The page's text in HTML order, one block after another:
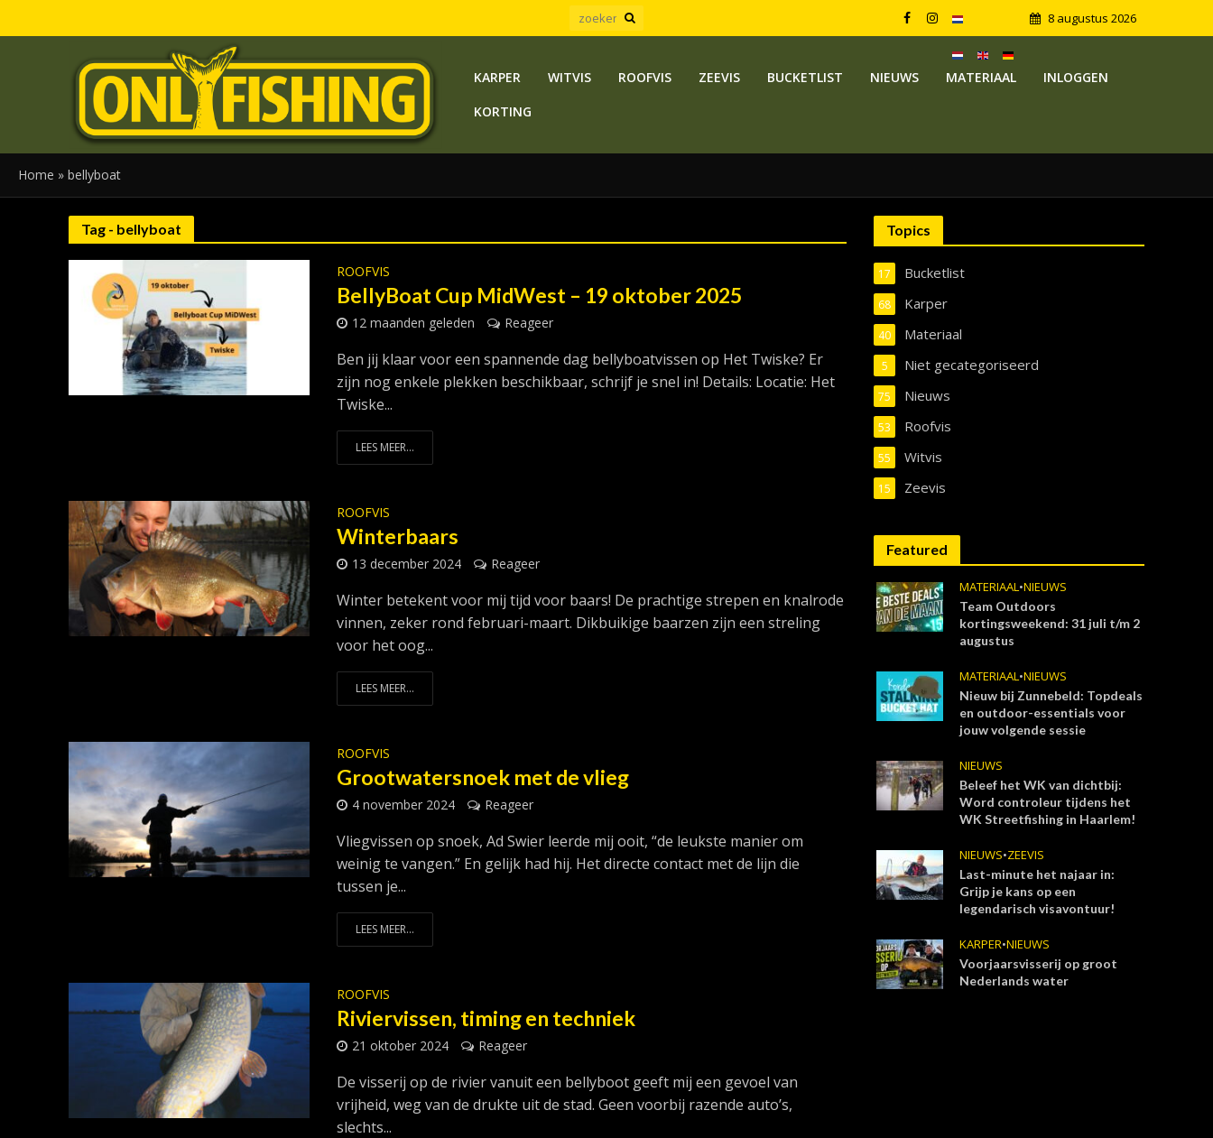
8 augustus 2026
KARPER WITVIS ROOFVIS ZEEVIS BUCKETLIST NIEUWS MATERIAAL
INLOGGEN
KORTING
Home » bellyboat
Tag - bellyboat
ROOFVIS
BellyBoat Cup MidWest – 19 oktober 2025
12 maanden geleden Reageer
Ben jij klaar voor een spannende dag bellyboatvissen op Het Twiske? Er
zijn nog enkele plekken beschikbaar, schrijf je snel in! Details: Locatie: Het
Twiske...
LEES MEER...
ROOFVIS
Winterbaars
13 december 2024 Reageer
Winter betekent voor mij tijd voor baars! De prachtige strepen en knalrode
vinnen, zeker rond februari-maart. Dikbuikige baarzen zijn een streling
voor het oog...
LEES MEER...
ROOFVIS
Grootwatersnoek met de vlieg
4 november 2024 Reageer
Vliegvissen op snoek, Ad Swier leerde mij ooit, “de leukste manier om
weinig te vangen.” En gelijk had hij. Het directe contact met de lijn die
tussen je...
LEES MEER...
ROOFVIS
Riviervissen, timing en techniek
21 oktober 2024 Reageer
De visserij op de rivier vanuit een bellyboot geeft mij een gevoel van
vrijheid, weg van de drukte uit de stad. Geen voorbij razende auto’s,
slechts...
Topics
Bucketlist
17
Karper
68
Materiaal
40
Niet gecategoriseerd
5
Nieuws
75
Roofvis
53
Witvis
55
Zeevis
15
Featured
MATERIAAL•NIEUWS
Team Outdoors
kortingsweekend: 31 juli t/m 2
augustus
MATERIAAL•NIEUWS
Nieuw bij Zunnebeld: Topdeals
en outdoor-essentials voor
jouw volgende sessie
NIEUWS
Beleef het WK van dichtbij:
Word controleur tijdens het
WK Streetfishing in Haarlem!
NIEUWS•ZEEVIS
Last-minute het najaar in:
Grijp je kans op een
legendarisch visavontuur!
KARPER•NIEUWS
Voorjaarsvisserij op groot
Nederlands water